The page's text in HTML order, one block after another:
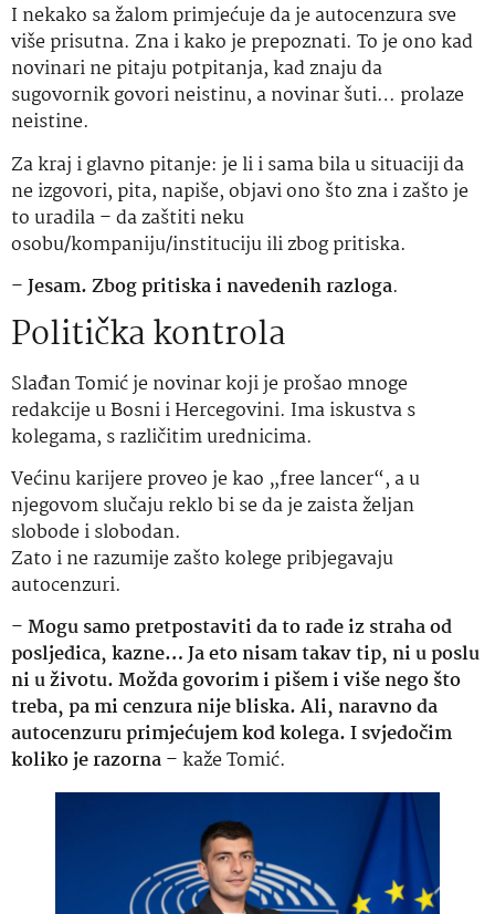
I nekako sa žalom primjećuje da je autocenzura sve
više prisutna. Zna i kako je prepoznati. To je ono kad
novinari ne pitaju potpitanja, kad znaju da
sugovornik govori neistinu, a novinar šuti… prolaze
neistine.
Za kraj i glavno pitanje: je li i sama bila u situaciji da
ne izgovori, pita, napiše, objavi ono što zna i zašto je
to uradila – da zaštiti neku
osobu/kompaniju/instituciju ili zbog pritiska.
–Jesam. Zbog pritiska i navedenih razloga.
Politička kontrola
Slađan Tomić je novinar koji je prošao mnoge
redakcije u Bosni i Hercegovini. Ima iskustva s
kolegama, s različitim urednicima.
Većinu karijere proveo je kao „free lancer“, a u
njegovom slučaju reklo bi se da je zaista željan
slobode i slobodan.
Zato i ne razumije zašto kolege pribjegavaju
autocenzuri.
–Mogu samo pretpostaviti da to rade iz straha od
posljedica, kazne… Ja eto nisam takav tip, ni u poslu
ni u životu. Možda govorim i pišem i više nego što
treba, pa mi cenzura nije bliska. Ali, naravno da
autocenzuru primjećujem kod kolega. I svjedočim
koliko je razorna– kaže Tomić.